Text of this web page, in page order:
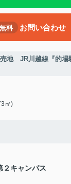
無料 お問い合わせ
地 JR川越線『的
㎡)
２キャンパス